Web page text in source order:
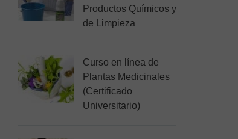
Productos Químicos y
de Limpieza
Curso en línea de
Plantas Medicinales
(Certificado
Universitario)